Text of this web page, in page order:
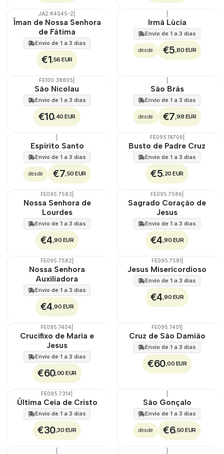
JA2.K4045-2
Íman de Nossa Senhora
de Fátima
Envio de 1 a 3 dias
€1,56 EUR
Irmã Lúcia
Envio de 1 a 3 dias
desde €5,80 EUR
FE100.38805
São Nicolau
Envio de 1 a 3 dias
€10,40 EUR
São Brás
Envio de 1 a 3 dias
desde €7,98 EUR
Espírito Santo
Envio de 1 a 3 dias
desde €7,50 EUR
FE095.18706
Busto de Padre Cruz
Envio de 1 a 3 dias
€5,20 EUR
FE095.7583
Nossa Senhora de
Lourdes
Envio de 1 a 3 dias
€4,90 EUR
FE095.7586
Sagrado Coração de
Jesus
Envio de 1 a 3 dias
€4,90 EUR
FE095.7582
Nossa Senhora
Auxiliadora
Envio de 1 a 3 dias
€4,90 EUR
FE095.7581
Jesus Misericordioso
Envio de 1 a 3 dias
€4,90 EUR
FE095.7404
Crucifixo de Maria e
Jesus
Envio de 1 a 3 dias
€60,00 EUR
FE095.7401
Cruz de São Damião
Envio de 1 a 3 dias
€60,00 EUR
FE095.7314
Última Ceia de Cristo
Envio de 1 a 3 dias
€30,30 EUR
São Gonçalo
Envio de 1 a 3 dias
desde €6,50 EUR